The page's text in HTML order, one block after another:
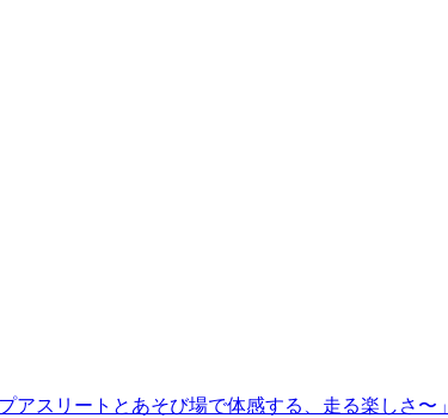
スリートとあそび場で体感する、走る楽しさ〜」